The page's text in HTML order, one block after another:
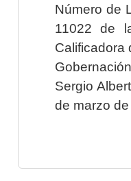
Número de
11022 de
Calificadora
Sergio
de marzo